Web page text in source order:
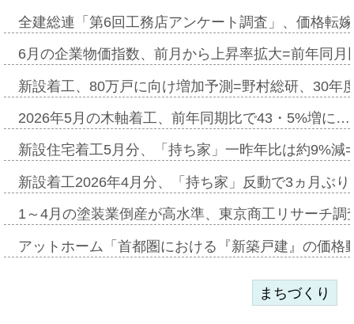
全建総連「第6回工務店アンケート調査」、価格転
6月の企業物価指数、前月から上昇率拡大=前年同
新設着工、80万戸に向け増加予測=野村総研、30年
2026年5月の木軸着工、前年同期比で43・5%増に…
新設住宅着工5月分、「持ち家」一昨年比は約9%
新設着工2026年4月分、「持ち家」反動で3ヵ月ぶ
1～4月の塗装業倒産が高水準、東京商工リサーチ
アットホーム「首都圏における『新築戸建』の価
まちづくり